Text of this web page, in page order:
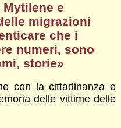
e
migrazioni
che i
numeri, sono
storie»
con la cittadinanza e
delle vittime delle